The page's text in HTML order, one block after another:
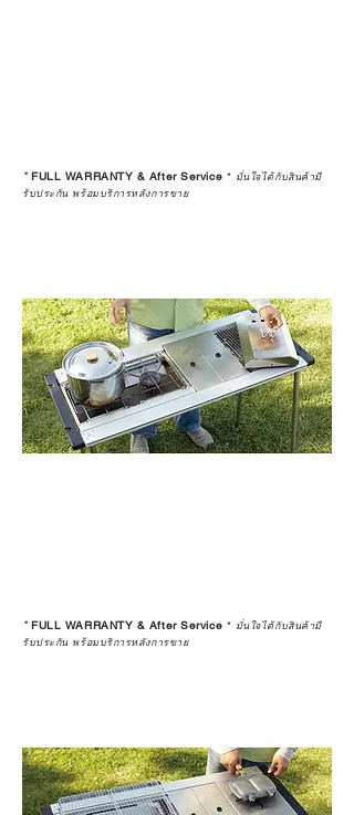
ในอุปกรณ์ที่คุณรัก มีคุณค่าอย่าง
เพื่อให้คุณได้รับทั้งสินค้า และ
ประสบการณ์ที่สมบูรณ์แบบในระยะ
ยาว
อ่านต่อเรื่องการรับประกันสินค้าได้
ตรงนี้
>>https://www.campstudio.co.th/
*FULL WARRANTY & After Service * มั่นใจได้กับสินค้ามี
รับประกัน พร้อมบริการหลังการขาย
*FULL WARRANTY & After Service * มั่นใจได้กับสินค้ามี
รับประกัน พร้อมบริการหลังการขาย